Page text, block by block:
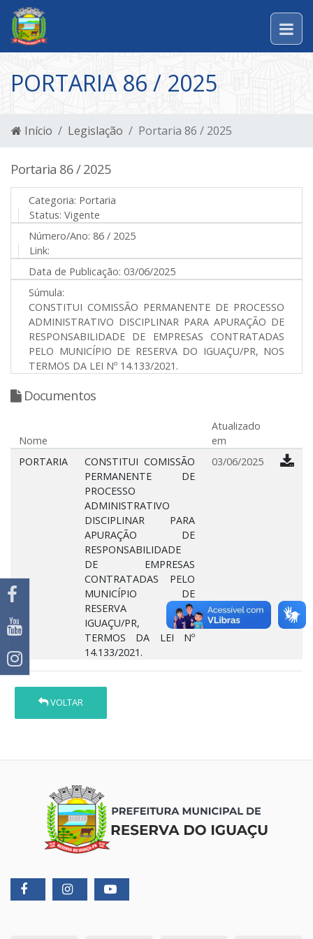
PORTARIA 86 / 2025
Início Legislação Portaria 86 / 2025
Portaria 86 / 2025
Categoria: Portaria
Status: Vigente
Número/Ano: 86 / 2025
Link:
Data de Publicação: 03/06/2025
Súmula:
CONSTITUI COMISSÃO PERMANENTE DE PROCESSO
ADMINISTRATIVO DISCIPLINAR PARA APURAÇÃO DE
RESPONSABILIDADE DE EMPRESAS CONTRATADAS
PELO MUNICÍPIO DE RESERVA DO IGUAÇU/PR, NOS
TERMOS DA LEI Nº 14.133/2021.
Documentos
Nome
Atualizado
em
PORTARIA
CONSTITUI COMISSÃO
PERMANENTE DE
PROCESSO
ADMINISTRATIVO
DISCIPLINAR PARA
APURAÇÃO DE
RESPONSABILIDADE
DE EMPRESAS
CONTRATADAS PELO
MUNICÍPIO DE
RESERVA DO
IGUAÇU/PR, NOS
TERMOS DA LEI Nº
14.133/2021.
03/06/2025
VOLTAR